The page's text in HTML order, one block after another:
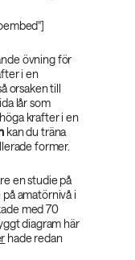
övning för
i en
orsaken till
lår som
krafter i en
kan du träna
former.
en studie på
amatörnivå i
med 70
diagram här
hade redan